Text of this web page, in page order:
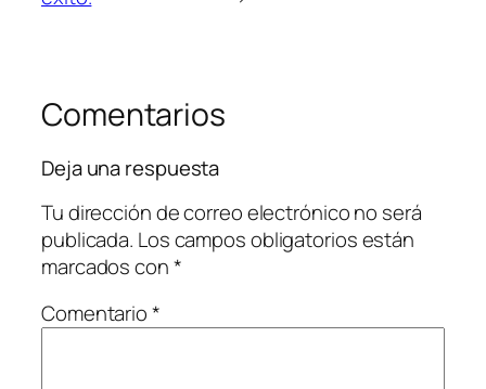
Comentarios
Deja una respuesta
Tu dirección de correo electrónico no será
publicada. Los campos obligatorios están
marcados con*
Comentario*